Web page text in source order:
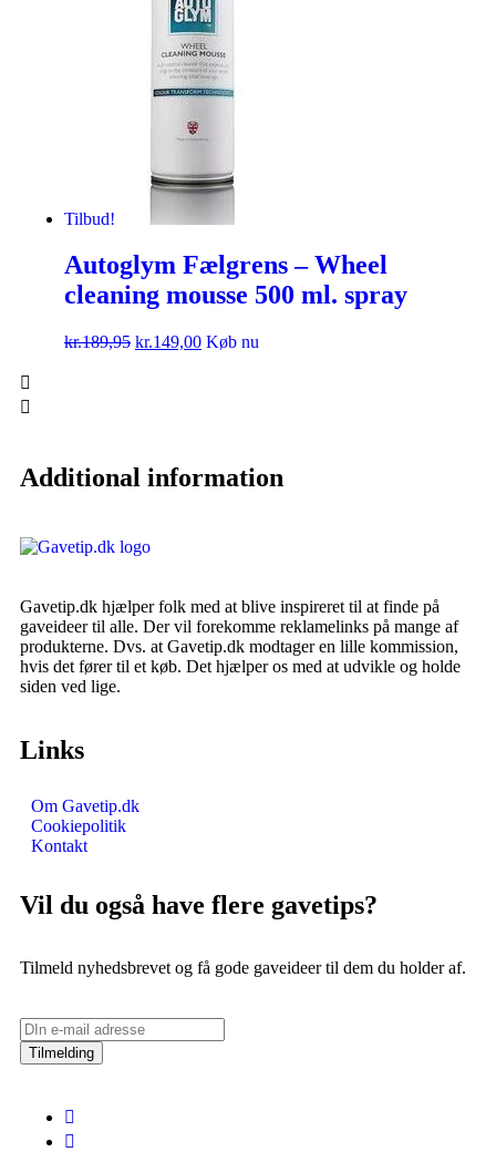
Tilbud!
Autoglym Fælgrens – Wheel
cleaning mousse 500 ml. spray
kr.189,95 kr.149,00 Køb nu
Additional information
Gavetip.dk hjælper folk med at blive inspireret til at finde på
gaveideer til alle. Der vil forekomme reklamelinks på mange af
produkterne. Dvs. at Gavetip.dk modtager en lille kommission,
hvis det fører til et køb. Det hjælper os med at udvikle og holde
siden ved lige.
Links
Om Gavetip.dk
Cookiepolitik
Kontakt
Vil du også have flere gavetips?
Tilmeld nyhedsbrevet og få gode gaveideer til dem du holder af.
Tilmelding